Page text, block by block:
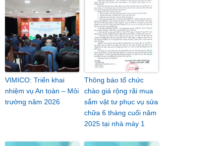
VIMICO: Triển khai
nhiệm vụ An toàn – Môi
trường năm 2026
Thông báo tổ chức
chào giá rộng rãi mua
sắm vật tư phục vụ sửa
chữa 6 tháng cuối năm
2025 tại nhà máy 1